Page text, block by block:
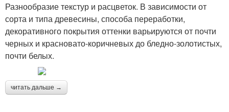
Разнообразие текстур и расцветок. В зависимости от
сорта и типа древесины, способа переработки,
декоративного покрытия оттенки варьируются от почти
черных и красновато-коричневых до бледно-золотистых,
почти белых.
читать дальше →